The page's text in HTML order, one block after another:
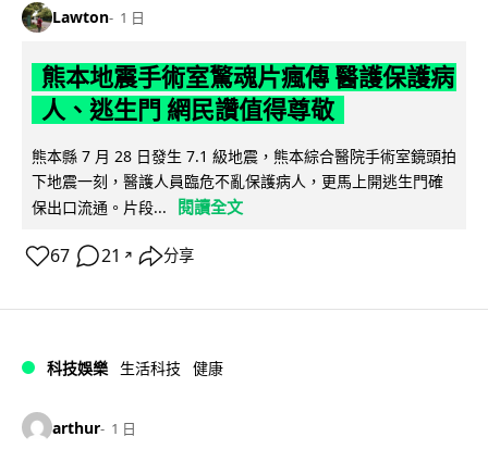
Lawton 1 日
熊本地震手術室驚魂片瘋傳 醫護保護病
人、逃生門 網民讚值得尊敬
熊本縣 7 月 28 日發生 7.1 級地震，熊本綜合醫院手術室鏡頭拍
下地震一刻，醫護人員臨危不亂保護病人，更馬上開逃生門確
保出口流通。片段...
閱讀全文
67 21 ↗ 分享
科技娛樂 生活科技 健康
arthur 1 日